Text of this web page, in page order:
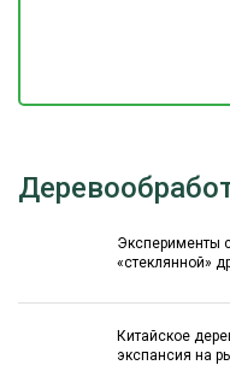
Эксперименты
«стеклянной»
Китайское
экспансия на